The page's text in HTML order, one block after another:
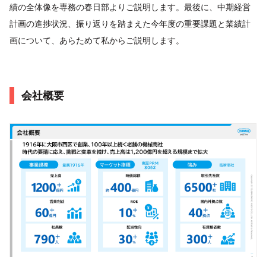
績の全体像を専務の春日部よりご説明します。最後に、中期経営
計画の進捗状況、振り返りを踏まえた今年度の重要課題と業績計
画について、あらためて私からご説明します。
会社概要